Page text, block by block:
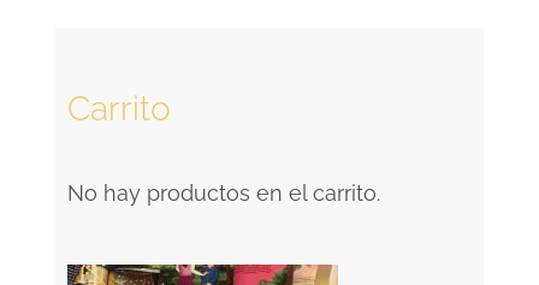
Carrito
No hay productos en el carrito.